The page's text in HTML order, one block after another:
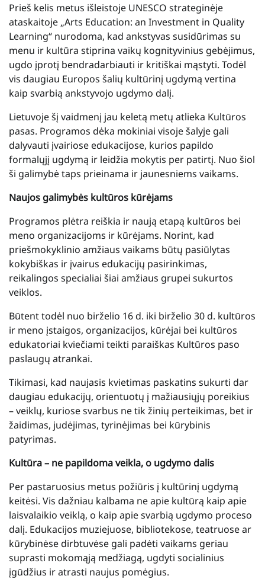
Prieš kelis metus išleistoje UNESCO strateginėje
ataskaitoje „Arts Education: an Investment in Quality
Learning“ nurodoma, kad ankstyvas susidūrimas su
menu ir kultūra stiprina vaikų kognityvinius gebėjimus,
ugdo įprotį bendradarbiauti ir kritiškai mąstyti. Todėl
vis daugiau Europos šalių kultūrinį ugdymą vertina
kaip svarbią ankstyvojo ugdymo dalį.
Lietuvoje šį vaidmenį jau keletą metų atlieka Kultūros
pasas. Programos dėka mokiniai visoje šalyje gali
dalyvauti įvairiose edukacijose, kurios papildo
formalųjį ugdymą ir leidžia mokytis per patirtį. Nuo šiol
ši galimybė taps prieinama ir jaunesniems vaikams.
Naujos galimybės kultūros kūrėjams
Programos plėtra reiškia ir naują etapą kultūros bei
meno organizacijoms ir kūrėjams. Norint, kad
priešmokyklinio amžiaus vaikams būtų pasiūlytas
kokybiškas ir įvairus edukacijų pasirinkimas,
reikalingos specialiai šiai amžiaus grupei sukurtos
veiklos.
Būtent todėl nuo birželio 16 d. iki birželio 30 d. kultūros
ir meno įstaigos, organizacijos, kūrėjai bei kultūros
edukatoriai kviečiami teikti paraiškas Kultūros paso
paslaugų atrankai.
Tikimasi, kad naujasis kvietimas paskatins sukurti dar
daugiau edukacijų, orientuotų į mažiausiųjų poreikius
– veiklų, kuriose svarbus ne tik žinių perteikimas, bet ir
žaidimas, judėjimas, tyrinėjimas bei kūrybinis
patyrimas.
Kultūra – ne papildoma veikla, o ugdymo dalis
Per pastaruosius metus požiūris į kultūrinį ugdymą
keitėsi. Vis dažniau kalbama ne apie kultūrą kaip apie
laisvalaikio veiklą, o kaip apie svarbią ugdymo proceso
dalį. Edukacijos muziejuose, bibliotekose, teatruose ar
kūrybinėse dirbtuvėse gali padėti vaikams geriau
suprasti mokomąją medžiagą, ugdyti socialinius
įgūdžius ir atrasti naujus pomėgius.